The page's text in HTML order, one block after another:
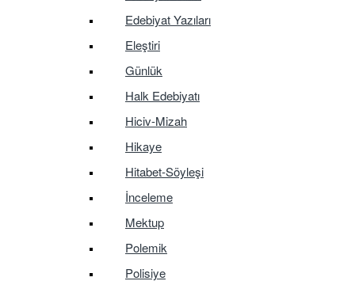
Edebiyat Yazıları
Eleştiri
Günlük
Halk Edebiyatı
Hiciv-Mizah
Hikaye
Hitabet-Söyleşi
İnceleme
Mektup
Polemik
Polisiye